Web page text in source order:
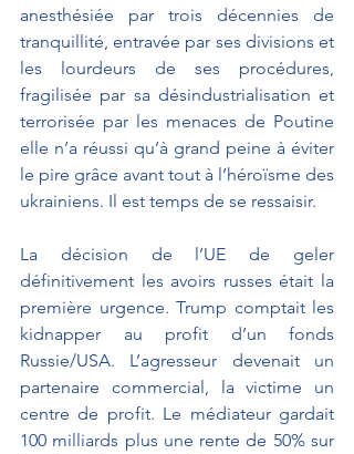
anesthésiée par trois décennies de
tranquillité, entravée par ses divisions et
les lourdeurs de ses procédures,
fragilisée par sa désindustrialisation et
terrorisée par les menaces de Poutine
elle n’a réussi qu’à grand peine à éviter
le pire grâce avant tout à l’héroïsme des
ukrainiens. Il est temps de se ressaisir.
La décision de l’UE de geler
définitivement les avoirs russes était la
première urgence. Trump comptait les
kidnapper au profit d’un fonds
Russie/USA. L’agresseur devenait un
partenaire commercial, la victime un
centre de profit. Le médiateur gardait
100 milliards plus une rente de 50% sur